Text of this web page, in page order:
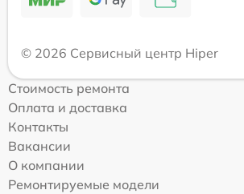
© 2026 Сервисный центр Hiper
Стоимость ремонта
Оплата и доставка
Контакты
Вакансии
О компании
Ремонтируемые модели